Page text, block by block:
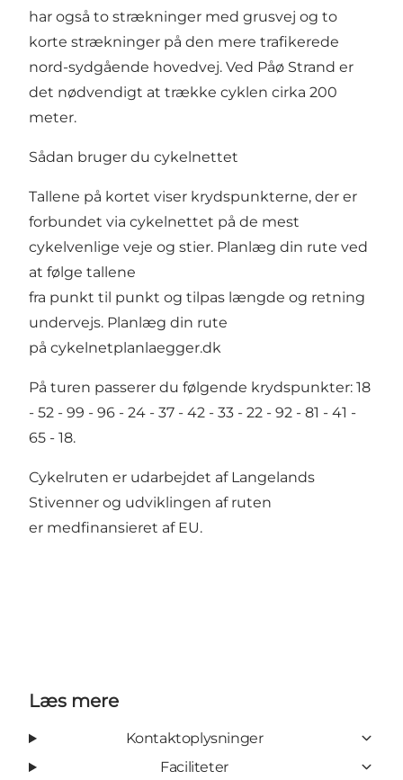
har også to strækninger med grusvej og to
korte strækninger på den mere trafikerede
nord-sydgående hovedvej. Ved Påø Strand er
det nødvendigt at trække cyklen cirka 200
meter.
Sådan bruger du cykelnettet
Tallene på kortet viser krydspunkterne, der er
forbundet via cykelnettet på de mest
cykelvenlige veje og stier. Planlæg din rute ved
at følge tallene
fra punkt til punkt og tilpas længde og retning
undervejs. Planlæg din rute
på cykelnetplanlaegger.dk
På turen passerer du følgende krydspunkter: 18
- 52 - 99 - 96 - 24 - 37 - 42 - 33 - 22 - 92 - 81 - 41 -
65 - 18.
Cykelruten er udarbejdet af Langelands
Stivenner og udviklingen af ruten
er medfinansieret af EU.
Læs mere
Kontaktoplysninger
Faciliteter